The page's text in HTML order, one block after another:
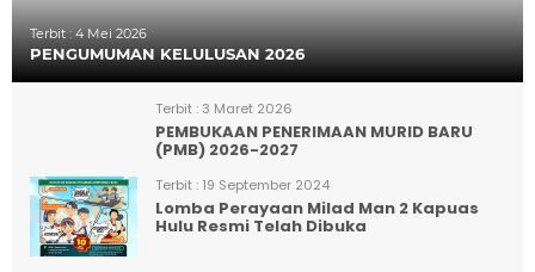
Terbit : 4 Mei 2026
PENGUMUMAN KELULUSAN 2026
Terbit : 3 Maret 2026
PEMBUKAAN PENERIMAAN MURID BARU
(PMB) 2026-2027
Terbit : 19 September 2024
Lomba Perayaan Milad Man 2 Kapuas
Hulu Resmi Telah Dibuka